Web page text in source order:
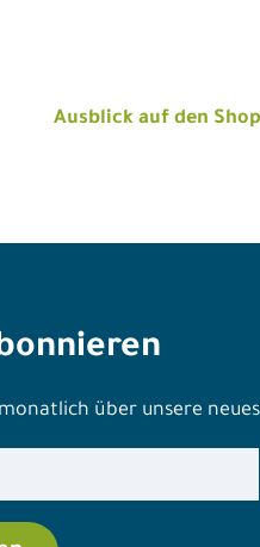
Ausblick auf den
über unsere